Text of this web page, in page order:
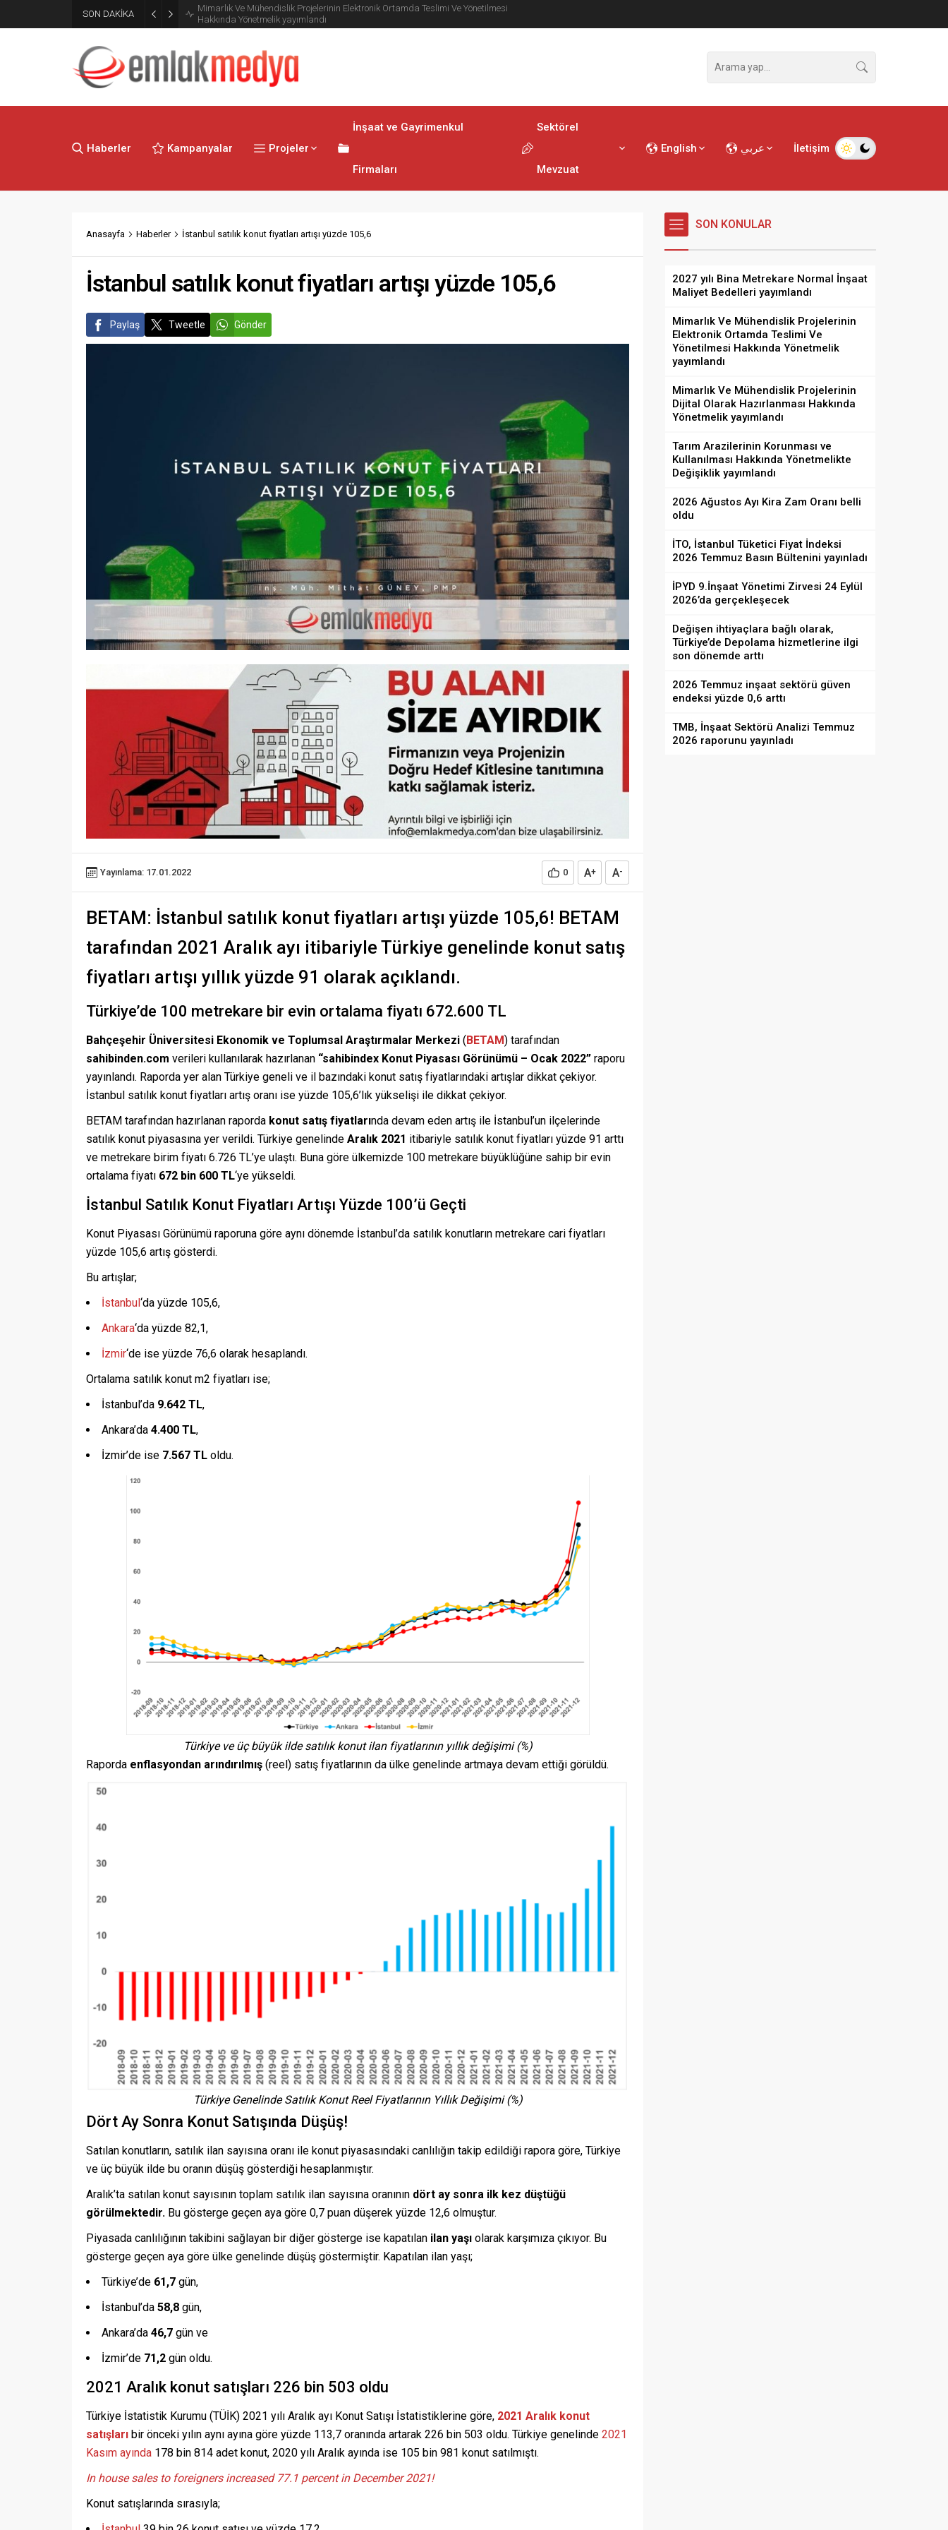
SON DAKİKA
Mimarlık Ve Mühendislik Projelerinin Elektronik Ortamda Teslimi Ve Yönetilmesi
Hakkında Yönetmelik yayımlandı
Haberler Kampanyalar Projeler
İnşaat ve Gayrimenkul
Firmaları
Sektörel
Mevzuat
English عربي İletişim
Anasayfa Haberler İstanbul satılık konut fiyatları artışı yüzde 105,6
İstanbul satılık konut fiyatları artışı yüzde 105,6
Paylaş Tweetle Gönder
Yayınlama: 17.01.2022 0 A+ A-
BETAM: İstanbul satılık konut fiyatları artışı yüzde 105,6! BETAM
tarafından 2021 Aralık ayı itibariyle Türkiye genelinde konut satış
fiyatları artışı yıllık yüzde 91 olarak açıklandı.
Türkiye’de 100 metrekare bir evin ortalama fiyatı 672.600 TL
Bahçeşehir Üniversitesi Ekonomik ve Toplumsal Araştırmalar Merkezi (BETAM) tarafından
sahibinden.com verileri kullanılarak hazırlanan “sahibindex Konut Piyasası Görünümü – Ocak 2022” raporu
yayınlandı. Raporda yer alan Türkiye geneli ve il bazındaki konut satış fiyatlarındaki artışlar dikkat çekiyor.
İstanbul satılık konut fiyatları artış oranı ise yüzde 105,6’lık yükselişi ile dikkat çekiyor.
BETAM tarafından hazırlanan raporda konut satış fiyatlarında devam eden artış ile İstanbul’un ilçelerinde
satılık konut piyasasına yer verildi. Türkiye genelinde Aralık 2021 itibariyle satılık konut fiyatları yüzde 91 arttı
ve metrekare birim fiyatı 6.726 TL’ye ulaştı. Buna göre ülkemizde 100 metrekare büyüklüğüne sahip bir evin
ortalama fiyatı 672 bin 600 TL‘ye yükseldi.
İstanbul Satılık Konut Fiyatları Artışı Yüzde 100’ü Geçti
Konut Piyasası Görünümü raporuna göre aynı dönemde İstanbul’da satılık konutların metrekare cari fiyatları
yüzde 105,6 artış gösterdi.
Bu artışlar;
İstanbul‘da yüzde 105,6,
Ankara‘da yüzde 82,1,
İzmir‘de ise yüzde 76,6 olarak hesaplandı.
Ortalama satılık konut m2 fiyatları ise;
İstanbul’da 9.642 TL,
Ankara’da 4.400 TL,
İzmir’de ise 7.567 TL oldu.
Türkiye ve üç büyük ilde satılık konut ilan fiyatlarının yıllık değişimi (%)
Raporda enflasyondan arındırılmış (reel) satış fiyatlarının da ülke genelinde artmaya devam ettiği görüldü.
Türkiye Genelinde Satılık Konut Reel Fiyatlarının Yıllık Değişimi (%)
Dört Ay Sonra Konut Satışında Düşüş!
Satılan konutların, satılık ilan sayısına oranı ile konut piyasasındaki canlılığın takip edildiği rapora göre, Türkiye
ve üç büyük ilde bu oranın düşüş gösterdiği hesaplanmıştır.
Aralık’ta satılan konut sayısının toplam satılık ilan sayısına oranının dört ay sonra ilk kez düştüğü
görülmektedir. Bu gösterge geçen aya göre 0,7 puan düşerek yüzde 12,6 olmuştur.
Piyasada canlılığının takibini sağlayan bir diğer gösterge ise kapatılan ilan yaşı olarak karşımıza çıkıyor. Bu
gösterge geçen aya göre ülke genelinde düşüş göstermiştir. Kapatılan ilan yaşı;
Türkiye’de 61,7 gün,
İstanbul’da 58,8 gün,
Ankara’da 46,7 gün ve
İzmir’de 71,2 gün oldu.
2021 Aralık konut satışları 226 bin 503 oldu
Türkiye İstatistik Kurumu (TÜİK) 2021 yılı Aralık ayı Konut Satışı İstatistiklerine göre, 2021 Aralık konut
satışları bir önceki yılın aynı ayına göre yüzde 113,7 oranında artarak 226 bin 503 oldu. Türkiye genelinde 2021
Kasım ayında 178 bin 814 adet konut, 2020 yılı Aralık ayında ise 105 bin 981 konut satılmıştı.
In house sales to foreigners increased 77.1 percent in December 2021!
Konut satışlarında sırasıyla;
SON KONULAR
2027 yılı Bina Metrekare Normal İnşaat
Maliyet Bedelleri yayımlandı
Mimarlık Ve Mühendislik Projelerinin
Elektronik Ortamda Teslimi Ve
Yönetilmesi Hakkında Yönetmelik
yayımlandı
Mimarlık Ve Mühendislik Projelerinin
Dijital Olarak Hazırlanması Hakkında
Yönetmelik yayımlandı
Tarım Arazilerinin Korunması ve
Kullanılması Hakkında Yönetmelikte
Değişiklik yayımlandı
2026 Ağustos Ayı Kira Zam Oranı belli
oldu
İTO, İstanbul Tüketici Fiyat İndeksi
2026 Temmuz Basın Bültenini yayınladı
İPYD 9.İnşaat Yönetimi Zirvesi 24 Eylül
2026’da gerçekleşecek
Değişen ihtiyaçlara bağlı olarak,
Türkiye’de Depolama hizmetlerine ilgi
son dönemde arttı
2026 Temmuz inşaat sektörü güven
endeksi yüzde 0,6 arttı
TMB, İnşaat Sektörü Analizi Temmuz
2026 raporunu yayınladı